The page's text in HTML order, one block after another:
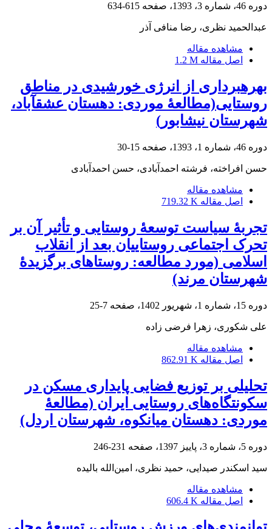
دوره 46، شماره 3، 1393، صفحه 615-634
عبدالحمید نظری، رضا منافی آذر
مشاهده مقاله
اصل مقاله 1.2 M
بهره‎برداری از انرژی خورشیدی در مناطق
روستایی(مطالعۀ موردی: دهستان عشق‎آباد،
شهرستان نیشابور)
دوره 46، شماره 1، 1393، صفحه 15-30
حسن افراخته، فرشته احمدآبادی، حسن احمدآبادی
مشاهده مقاله
اصل مقاله 719.32 K
تجربۀ سیاست توسعۀ روستایی و تأثیر آن بر
تحرک اجتماعی روستاییان بعد از انقلاب
اسلامی (مورد مطالعه: روستاهای برگزیدۀ
شهرستان مرند)
دوره 15، شماره 1، شهریور 1402، صفحه 7-25
علی شکوری، زهرا فرضی زاده
مشاهده مقاله
اصل مقاله 862.91 K
تحلیلی بر توزیع فضایی پایداری مسکن در
سکونتگاه‌های روستایی ایران (مطالعۀ
موردی: دهستان میانکوه، شهرستان اردل)
دوره 5، شماره 3، پاییز 1397، صفحه 231-246
سید اسکندر صیدایی، حمید نظری، امین‌الله بالیده
مشاهده مقاله
اصل مقاله 606.4 K